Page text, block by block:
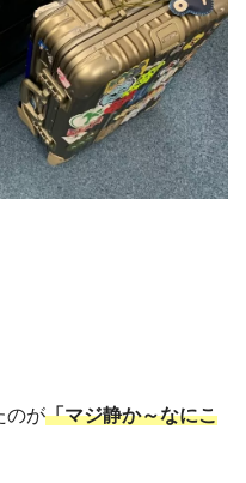
のが「マジ静か～なにこ